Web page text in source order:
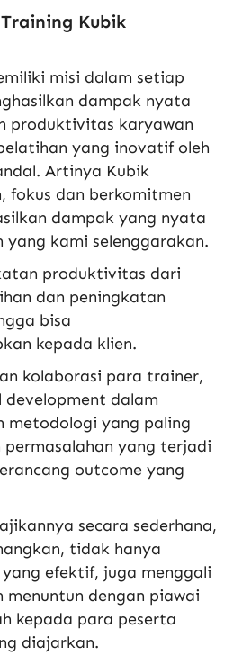
Kubik
misi dalam setiap
dampak nyata
produktivitas karyawan
yang inovatif oleh
Artinya Kubik
fokus dan berkomitmen
dampak yang nyata
kami selenggarakan.
produktivitas dari
dan peningkatan
bisa
kepada klien.
kolaborasi para trainer,
development dalam
metodologi yang paling
yang terjadi
outcome yang
secara sederhana,
tidak hanya
efektif, juga menggali
menuntun dengan piawai
kepada para peserta
diajarkan.